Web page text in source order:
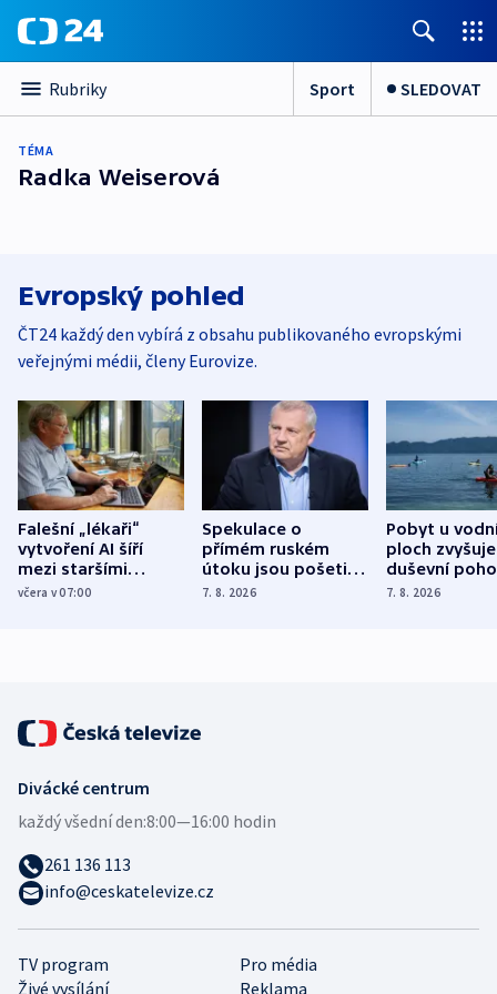
Rubriky Sport SLEDOVAT
TÉMA
Radka Weiserová
Evropský pohled
ČT24 každý den vybírá z obsahu publikovaného evropskými
veřejnými médii, členy Eurovize.
Falešní „lékaři“
vytvoření AI šíří
mezi staršími
Poláky nebezpečné
včera v 07:00
Spekulace o
přímém ruském
útoku jsou pošetilé,
míní estonský
7. 8. 2026
Pobyt u
ploch zvyšuje
duševní
ukázala
7. 8. 2026
TV program
Pro média
Živé vysílání
Reklama
Divácké centrum
každý všední den:8:00—16:00 hodin
261 136 113
info@ceskatelevize.cz